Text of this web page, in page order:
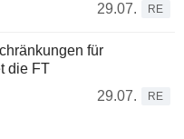
29.07.
RE
für
die FT
29.07.
RE